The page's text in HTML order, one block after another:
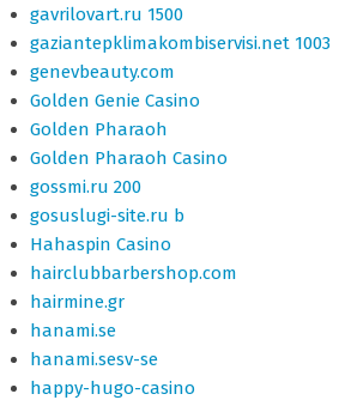
gavrilovart.ru 1500
gaziantepklimakombiservisi.net 1003
genevbeauty.com
Golden Genie Casino
Golden Pharaoh
Golden Pharaoh Casino
gossmi.ru 200
gosuslugi-site.ru b
Hahaspin Casino
hairclubbarbershop.com
hairmine.gr
hanami.se
hanami.sesv-se
happy-hugo-casino